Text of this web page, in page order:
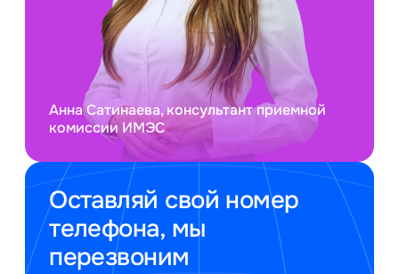
Оставляй свой номер
телефона, мы
перезвоним
Анна Сатинаева, консультант приемной
комиссии ИМЭС